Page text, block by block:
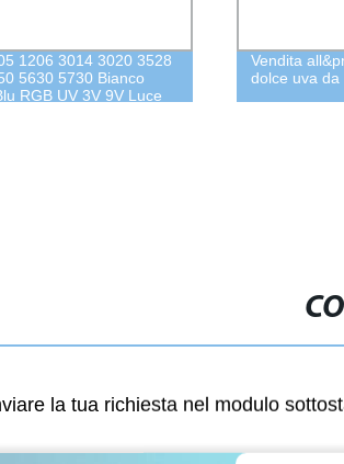
1206 3014 3020 3528
5630 5730 Bianco
RGB UV 3V 9V Luce
Vendita
dolce uva
la tua richiesta nel modulo